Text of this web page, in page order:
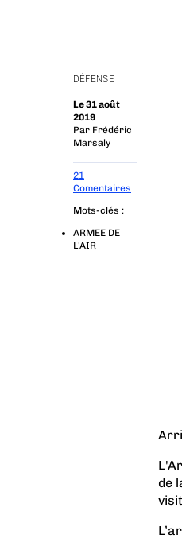
DÉFENSE
Le 31 août
2019
Par Frédéric
Marsaly
21
Comentaires
Mots-clés :
ARMEE DE
L'AIR
de